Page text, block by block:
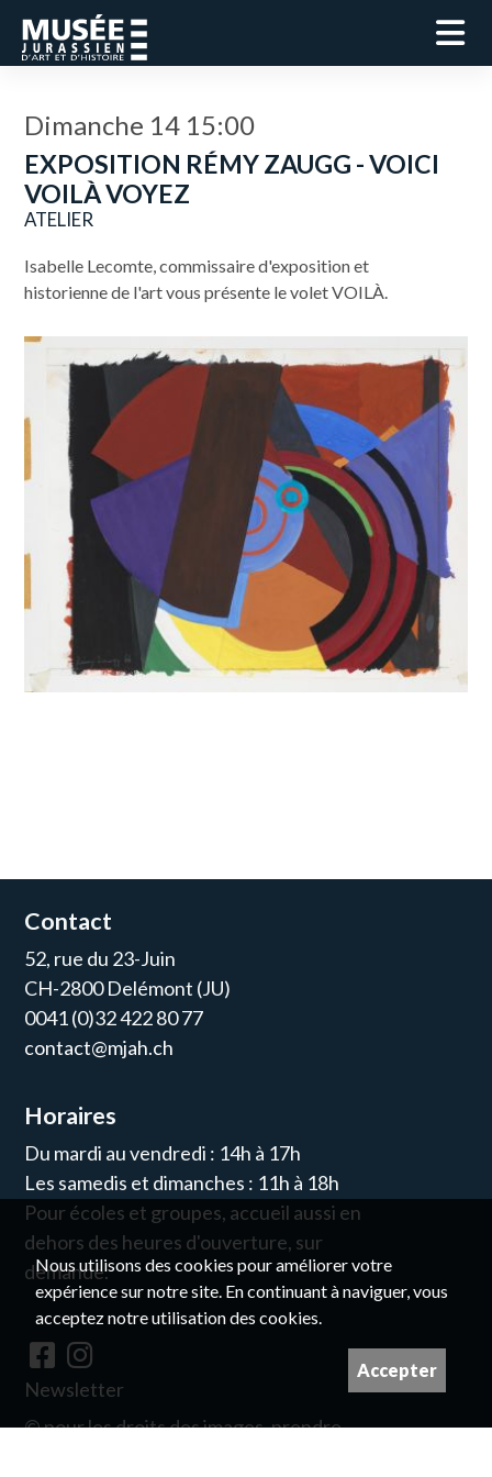
Dimanche 14 15:00
EXPOSITION RÉMY ZAUGG - VOICI
VOILÀ VOYEZ
ATELIER
Isabelle Lecomte, commissaire d'exposition et
historienne de l'art vous présente le volet VOILÀ.
Contact
52, rue du 23-Juin
CH-2800 Delémont (JU)
0041 (0)32 422 80 77
contact@mjah.ch
Horaires
Du mardi au vendredi : 14h à 17h
Les samedis et dimanches : 11h à 18h
Pour écoles et groupes, accueil aussi en
dehors des heures d'ouverture, sur
demande.
Newsletter
© pour les droits des images, prendre
Nous utilisons des cookies pour améliorer votre
expérience sur notre site. En continuant à naviguer, vous
acceptez notre utilisation des cookies.
Accepter